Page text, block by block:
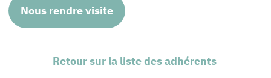
Nous rendre visite
Retour sur la liste des adhérents